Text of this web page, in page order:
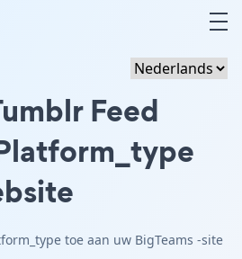
Feed
toe aan uw BigTeams -site